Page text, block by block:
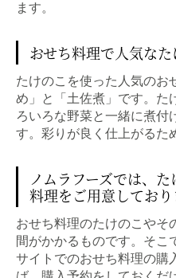
ます。
おせち料理で人気な
たけのこを使った人気のお
め」と「土佐煮」です。た
ろいろな野菜と一緒に煮付
す。彩りが良く仕上がるた
ノムラフーズでは、
料理をご用意しており
おせち料理のたけのこやそ
間がかかるものです。そこ
サイトでのおせち料理の購